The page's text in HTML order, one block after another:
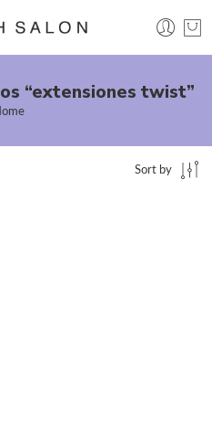
“extensiones twist”
Sort by